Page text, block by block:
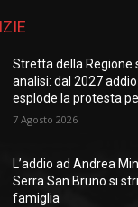
Stretta della Regione
analisi: dal 2027
esplode la protesta
7 Agosto 2026
L’addio ad Andrea
Serra San Bruno si
famiglia